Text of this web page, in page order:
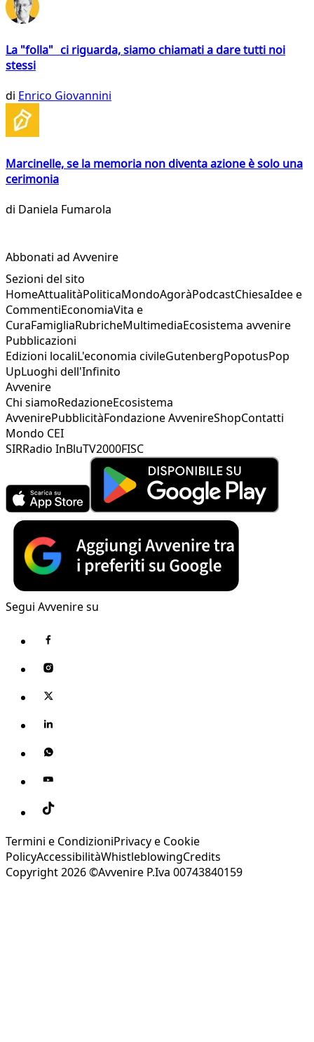
La "folla" ci riguarda, siamo chiamati a dare tutti noi
stessi
di Enrico Giovannini
Marcinelle, se la memoria non diventa azione è solo una
cerimonia
di Daniela Fumarola
Abbonati ad Avvenire
Sezioni del sito
HomeAttualitàPoliticaMondoAgoràPodcastChiesaIdee e
CommentiEconomiaVita e
CuraFamigliaRubricheMultimediaEcosistema avvenire
Pubblicazioni
Edizioni localiL'economia civileGutenbergPopotusPop
UpLuoghi dell'Infinito
Avvenire
Chi siamoRedazioneEcosistema
AvvenirePubblicitàFondazione AvvenireShopContatti
Mondo CEI
SIRRadio InBluTV2000FISC
Segui Avvenire su
Termini e CondizioniPrivacy e Cookie
PolicyAccessibilitàWhistleblowingCredits
Copyright 2026 ©Avvenire P.Iva 00743840159